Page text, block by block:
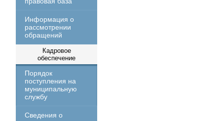
Информация о
рассмотрении
обращений
Кадровое
обеспечение
Порядок
поступления на
муниципальную
службу
Сведения о